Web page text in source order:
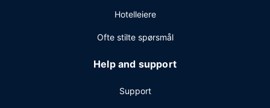
Hotelleiere
Ofte stilte spørsmål
Help and support
Support